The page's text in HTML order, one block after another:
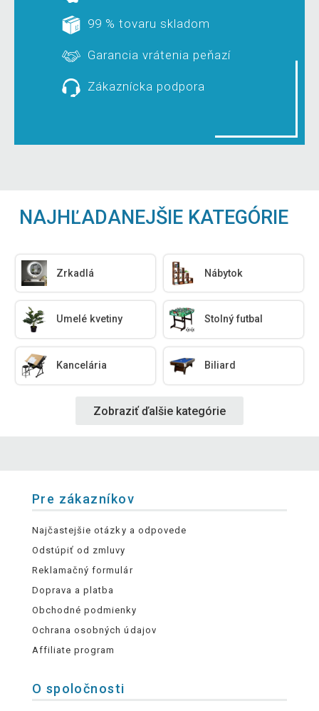
99 % tovaru skladom
Garancia vrátenia peňazí
Zákaznícka podpora
NAJHĽADANEJŠIE KATEGÓRIE
Zrkadlá Nábytok
Umelé kvetiny Stolný futbal
Kancelária Biliard
Zobraziť ďalšie kategórie
Pre zákazníkov
Najčastejšie otázky a odpovede
Odstúpiť od zmluvy
Reklamačný formulár
Doprava a platba
Obchodné podmienky
Ochrana osobných údajov
Affiliate program
O spoločnosti